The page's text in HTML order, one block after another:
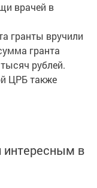
врачей в
гранты вручили
гранта
рублей.
ЦРБ также
в